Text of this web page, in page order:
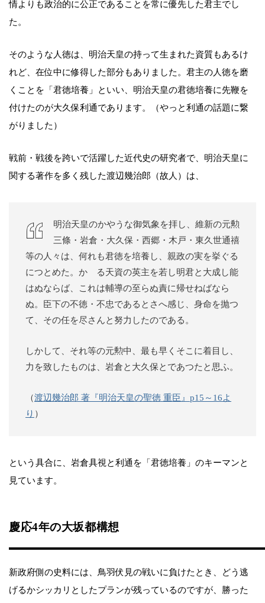
情よりも政治的に公正であることを常に優先した君主でし
た。
そのような人徳は、明治天皇の持って生まれた資質もあるけ
れど、在位中に修得した部分もありました。君主の人徳を磨
くことを「君徳培養」といい、明治天皇の君徳培養に先鞭を
付けたのが大久保利通であります。（やっと利通の話題に繋
がりました）
戦前・戦後を跨いで活躍した近代史の研究者で、明治天皇に
関する著作を多く残した渡辺幾治郎（故人）は、
明治天皇のかやうな御気象を拝し、維新の元勲
三條・岩倉・大久保・西郷・木戸・東久世通禧
等の人々は、何れも君徳を培養し、親政の実を挙ぐる
につとめた。かゝる天資の英主を若し明君と大成し能
はぬならば、これは輔導の至らぬ責に帰せねばなら
ぬ。臣下の不徳・不忠であるとさへ感じ、身命を抛つ
て、その任を尽さんと努力したのである。
しかして、それ等の元勲中、最も早くそこに着目し、
力を致したものは、岩倉と大久保とであつたと思ふ。
（渡辺幾治郎 著『明治天皇の聖徳 重臣』p15～16よ
り ）
という具合に、岩倉具視と利通を「君徳培養」のキーマンと
見ています。
慶応4年の大坂都構想
新政府側の史料には、鳥羽伏見の戦いに負けたとき、どう逃
げるかシッカリとしたプランが残っているのですが、勝った